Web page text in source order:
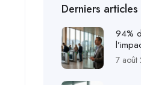
Derniers articles
94%
7